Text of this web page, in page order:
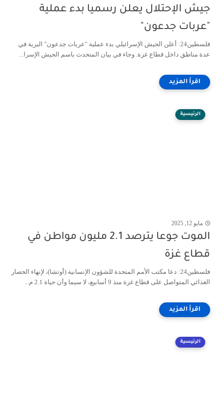
جيش الإحتلال يعلن رسميا بدء عملية
"عربات جدعون"
فلسطين24: أعلن الجيش الإسرائيلي بدء عملية "عربات جدعون" البرية في
عدة مناطق داخل قطاع غزة. وجاء في بيان المتحدث باسم الجيش الإسرا...
الرئيسية
مايو 12, 2025
الموت جوعا يترصد 2.1 مليون مواطن في
قطاع غزة
فلسطين24: دعا مكتب الأمم المتحدة للشؤون الإنسانية (أوتشا)، لإنهاء الحصار
الغذائي المتواصل على قطاع غزة منذ 9 أسابيع، لا سيما وأن حياة 2.1 م...
الرئيسية